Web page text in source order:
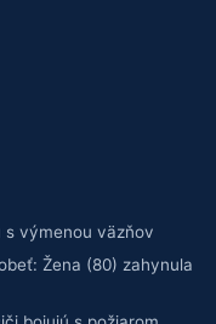
s výmenou väzňov
Žena (80) zahynula